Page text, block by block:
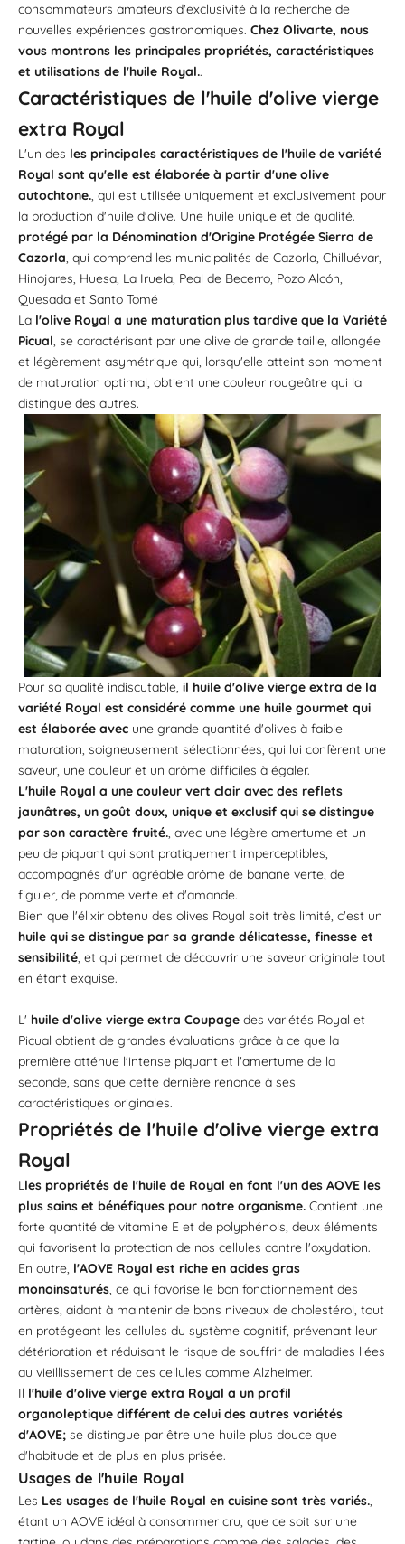
consommateurs amateurs d'exclusivité à la recherche de
nouvelles expériences gastronomiques. Chez Olivarte, nous
vous montrons les principales propriétés, caractéristiques
et utilisations de l'huile Royal..
Caractéristiques de l'huile d'olive vierge
extra Royal
L'un des les principales caractéristiques de l'huile de variété
Royal sont qu'elle est élaborée à partir d'une olive
autochtone., qui est utilisée uniquement et exclusivement pour
la production d'huile d'olive. Une huile unique et de qualité.
protégé par la Dénomination d'Origine Protégée Sierra de
Cazorla, qui comprend les municipalités de Cazorla, Chilluévar,
Hinojares, Huesa, La Iruela, Peal de Becerro, Pozo Alcón,
Quesada et Santo Tomé
La l'olive Royal a une maturation plus tardive que la Variété
Picual, se caractérisant par une olive de grande taille, allongée
et légèrement asymétrique qui, lorsqu'elle atteint son moment
de maturation optimal, obtient une couleur rougeâtre qui la
distingue des autres.
Pour sa qualité indiscutable, il huile d'olive vierge extra de la
variété Royal est considéré comme une huile gourmet qui
est élaborée avec une grande quantité d'olives à faible
maturation, soigneusement sélectionnées, qui lui confèrent une
saveur, une couleur et un arôme difficiles à égaler.
L'huile Royal a une couleur vert clair avec des reflets
jaunâtres, un goût doux, unique et exclusif qui se distingue
par son caractère fruité., avec une légère amertume et un
peu de piquant qui sont pratiquement imperceptibles,
accompagnés d'un agréable arôme de banane verte, de
figuier, de pomme verte et d'amande.
Bien que l'élixir obtenu des olives Royal soit très limité, c'est un
huile qui se distingue par sa grande délicatesse, finesse et
sensibilité, et qui permet de découvrir une saveur originale tout
en étant exquise.
L' huile d'olive vierge extra Coupage des variétés Royal et
Picual obtient de grandes évaluations grâce à ce que la
première atténue l'intense piquant et l'amertume de la
seconde, sans que cette dernière renonce à ses
caractéristiques originales.
Propriétés de l'huile d'olive vierge extra
Royal
Lles propriétés de l'huile de Royal en font l'un des AOVE les
plus sains et bénéfiques pour notre organisme. Contient une
forte quantité de vitamine E et de polyphénols, deux éléments
qui favorisent la protection de nos cellules contre l'oxydation.
En outre, l'AOVE Royal est riche en acides gras
monoinsaturés, ce qui favorise le bon fonctionnement des
artères, aidant à maintenir de bons niveaux de cholestérol, tout
en protégeant les cellules du système cognitif, prévenant leur
détérioration et réduisant le risque de souffrir de maladies liées
au vieillissement de ces cellules comme Alzheimer.
Il l'huile d'olive vierge extra Royal a un profil
organoleptique différent de celui des autres variétés
d'AOVE; se distingue par être une huile plus douce que
d'habitude et de plus en plus prisée.
Usages de l'huile Royal
Les Les usages de l'huile Royal en cuisine sont très variés.,
étant un AOVE idéal à consommer cru, que ce soit sur une